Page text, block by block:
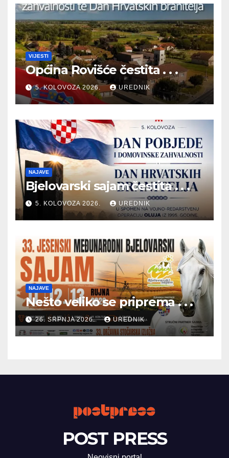
VIJESTI
Općina Rovišće čestita . . .
5. KOLOVOZA 2026. UREDNIK
NAJAVE
Bjelovarski sajam čestita . . .
5. KOLOVOZA 2026. UREDNIK
NAJAVE
Nešto veliko se priprema . . .
26. SRPNJA 2026. UREDNIK
POST PRESS